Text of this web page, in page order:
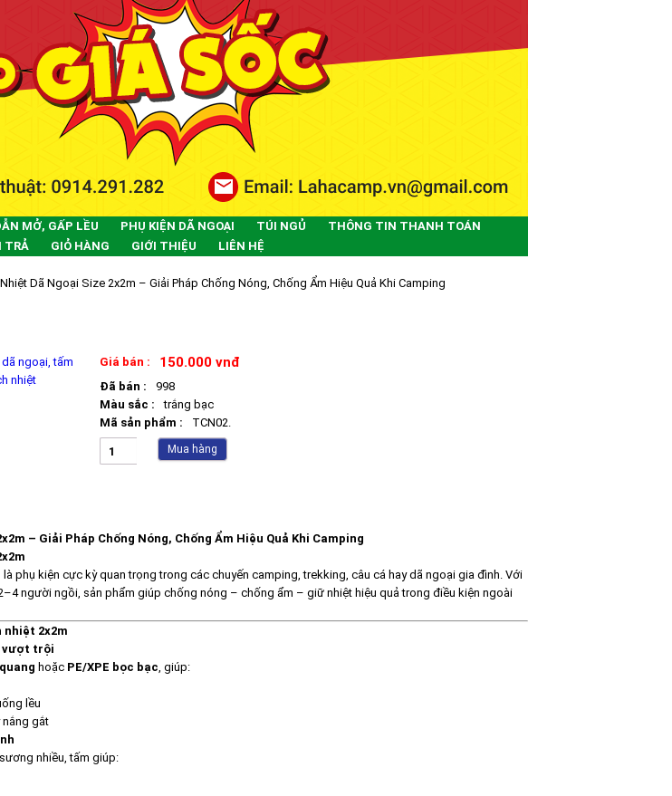
MỞ, GẤP LỀU PHỤ KIỆN DÃ NGOẠI TÚI NGỦ
THÔNG TIN THANH TOÁN
TRẢ GIỎ HÀNG GIỚI THIỆU LIÊN HỆ
Dã Ngoại Size 2x2m – Giải Pháp Chống Nóng, Chống Ẩm Hiệu Quả Khi Camping
Giá bán : 150.000 vnđ
Đã bán :
998
Màu sắc :
trắng bạc
Mã sản phẩm :
TCN02.
Mua hàng
– Giải Pháp Chống Nóng, Chống Ẩm Hiệu Quả Khi Camping
là phụ kiện cực kỳ quan trọng trong các chuyến camping, trekking, câu cá hay dã ngoại gia đình. Với
người ngồi, sản phẩm giúp chống nóng – chống ẩm – giữ nhiệt hiệu quả trong điều kiện ngoài
nhiệt 2x2m
vượt trội
hoặc PE/XPE bọc bạc, giúp:
lều
gắt
nhiều, tấm giúp: